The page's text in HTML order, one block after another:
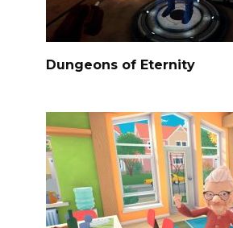
Dungeons of Eternity